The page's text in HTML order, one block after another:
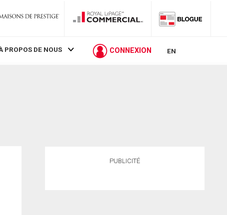
PROPOS DE NOUS CONNEXION EN
PUBLICITÉ